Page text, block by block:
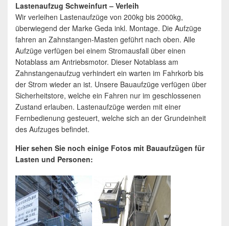
Lastenaufzug Schweinfurt – Verleih
Wir verleihen Lastenaufzüge von 200kg bis 2000kg,
überwiegend der Marke Geda inkl. Montage. Die Aufzüge
fahren an Zahnstangen-Masten geführt nach oben. Alle
Aufzüge verfügen bei einem Stromausfall über einen
Notablass am Antriebsmotor. Dieser Notablass am
Zahnstangenaufzug verhindert ein warten im Fahrkorb bis
der Strom wieder an ist. Unsere Bauaufzüge verfügen über
Sicherheitstore, welche ein Fahren nur im geschlossenen
Zustand erlauben. Lastenaufzüge werden mit einer
Fernbedienung gesteuert, welche sich an der Grundeinheit
des Aufzuges befindet.
Hier sehen Sie noch einige Fotos mit Bauaufzügen für
Lasten und Personen: